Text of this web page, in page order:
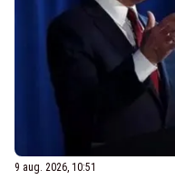
9 aug. 2026, 10:51